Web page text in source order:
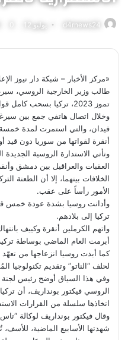
d4rnews24 يوليو 12, 2023
«مركز الأخبار – شبكة دار نيوز
تموز 2023، تركيا بسحب كامل قواتها من سوريا.
وخلال اتصال هاتفي جمع بين
فيدان، والتي استمرت لمدة
أنقرة لقواتها من سوريا دون قيد
وتأتي الاستدارة الروسية الجديدة
العقبات والعراقيل بين دمشق
الخلافات بينهما، إلا أن الطعنة
الأمور رأساً على عقب.
وأدانت روسيا بشدة عودة خمس
تركيا إلى بلادهم.
واتهم الكرملين أنقرة وكييف
أبرمت العام الماضي بوساطة
كما أبدت روسيا انزعاجها من
لحلف “الناتو” وتقديم تكنولوجيا
وفي هذا السياق أوضح رئيس لجنة
الروسي فيكتور بونداريف، أن
اتخاذها سلسلة من القرارات
وقال فيكتور بونداريف لوكالة
شهدتها الأسابيع الماضية،